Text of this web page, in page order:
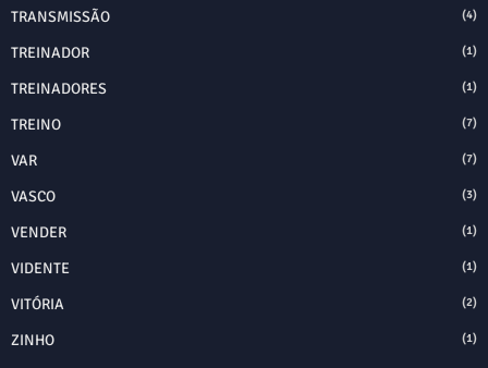
TRANSMISSÃO (4)
TREINADOR (1)
TREINADORES (1)
TREINO (7)
VAR (7)
VASCO (3)
VENDER (1)
VIDENTE (1)
VITÓRIA (2)
ZINHO (1)